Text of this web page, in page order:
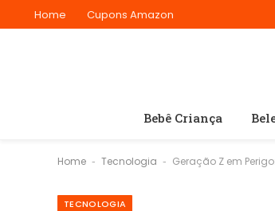
Home Cupons Amazon
Bebê Criança
Home - Tecnologia - Geração Z em
TECNOLOGIA